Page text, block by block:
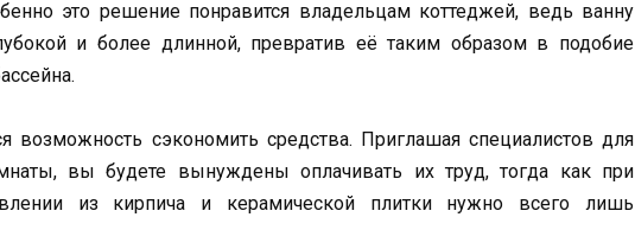
это решение понравится владельцам коттеджей, ведь ванну
и более длинной, превратив её таким образом в подобие
возможность сэкономить средства. Приглашая специалистов для
вы будете вынуждены оплачивать их труд, тогда как при
из кирпича и керамической плитки нужно всего лишь